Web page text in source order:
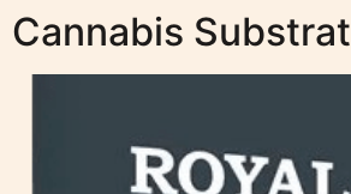
Cannabis Substrat